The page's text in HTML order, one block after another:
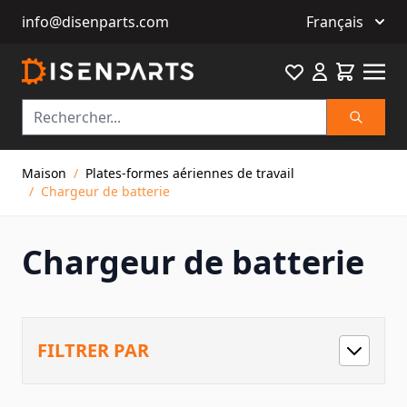
info@disenparts.com Français
FavouriteCart
Maison / Plates-formes aériennes de travail
/ Chargeur de batterie
Chargeur de batterie
FILTRER PAR